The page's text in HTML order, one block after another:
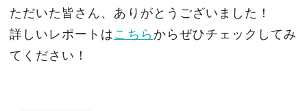
ただいた皆さん、ありがとうございました！
詳しいレポートはこちらからぜひチェックしてみ
てください！